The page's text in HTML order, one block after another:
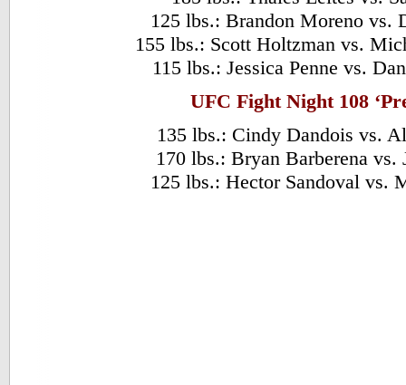
125 lbs.: Brandon Moreno vs.
155 lbs.: Scott Holtzman vs.
115 lbs.: Jessica Penne vs.
UFC Fight Night 108
135 lbs.: Cindy Dandois vs.
170 lbs.: Bryan Barberena vs.
125 lbs.: Hector Sandoval vs.